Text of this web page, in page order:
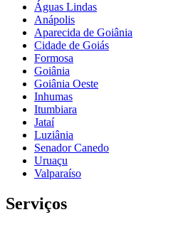
Águas Lindas
Anápolis
Aparecida de Goiânia
Cidade de Goiás
Formosa
Goiânia
Goiânia Oeste
Inhumas
Itumbiara
Jataí
Luziânia
Senador Canedo
Uruaçu
Valparaíso
Serviços